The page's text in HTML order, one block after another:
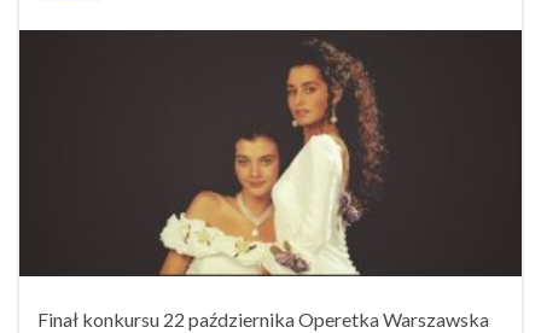
Finał konkursu 22 października Operetka Warszawska